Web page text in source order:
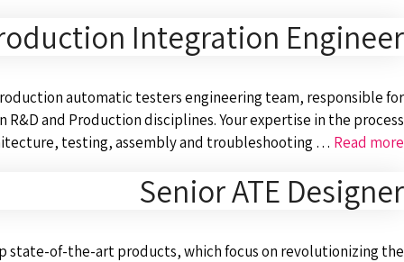
Integration Engineer
automatic testers engineering team, responsible for
and Production disciplines. Your expertise in the process
testing, assembly and troubleshooting … Read more
Senior ATE Designer
state-of-the-art products, which focus on revolutionizing the